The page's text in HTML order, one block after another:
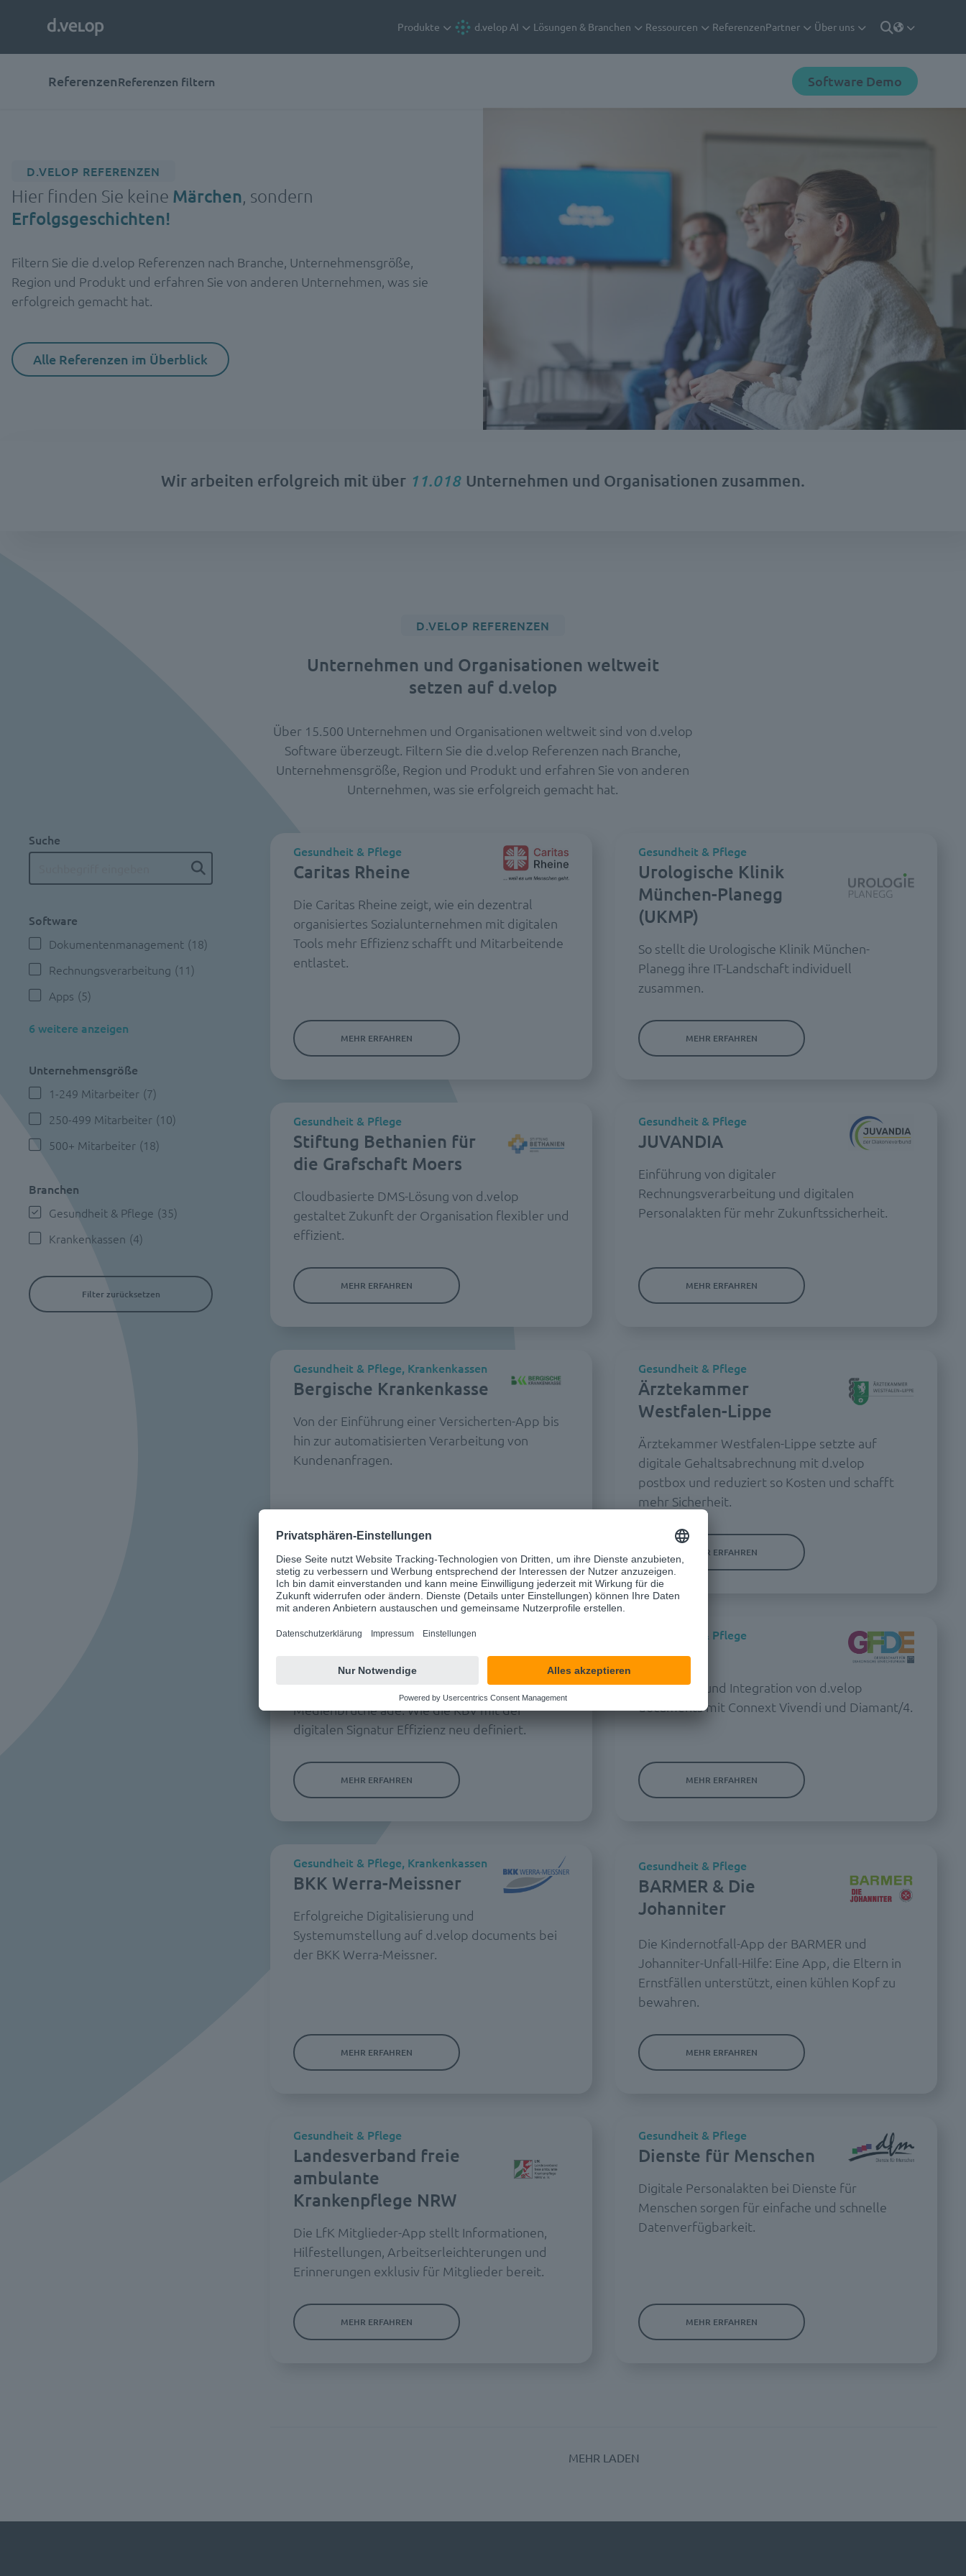
Produkte d.velop AI Lösungen & Branchen Ressourcen ReferenzenPartner Über uns Deutsch
Referenzen Software Demo
Referenzen filtern
D.VELOP REFERENZEN
Hier finden Sie keine Märchen, sondern
Erfolgsgeschichten!
Filtern Sie die d.velop Referenzen nach Branche, Unternehmensgröße,
Region und Produkt und erfahren Sie von anderen Unternehmen, was sie
erfolgreich gemacht hat.
Alle Referenzen im Überblick
Wir arbeiten erfolgreich mit über 11.183 Unternehmen und Organisationen zusammen.
D.VELOP REFERENZEN
Unternehmen und Organisationen weltweit
setzen auf d.velop
Über 15.500 Unternehmen und Organisationen weltweit sind von d.velop
Software überzeugt. Filtern Sie die d.velop Referenzen nach Branche,
Unternehmensgröße, Region und Produkt und erfahren Sie von anderen
Unternehmen, was sie erfolgreich gemacht hat.
Suche
Software
Dokumentenmanagement (18)
Rechnungsverarbeitung (11)
Apps (5)
6 weitere anzeigen
Unternehmensgröße
1-249 Mitarbeiter (7)
250-499 Mitarbeiter (10)
500+ Mitarbeiter (18)
Branchen
Gesundheit & Pflege (35)
Krankenkassen (4)
Filter zurücksetzen
Caritas Rheine
Gesundheit & Pflege
Die Caritas Rheine zeigt, wie ein dezentral
organisiertes Sozialunternehmen mit digitalen
Tools mehr Effizienz schafft und Mitarbeitende
entlastet.
MEHR ERFAHREN
Urologische Klinik
München-Planegg
(UKMP)
Gesundheit & Pflege
So stellt die Urologische Klinik München-
Planegg ihre IT-Landschaft individuell
zusammen.
MEHR ERFAHREN
Stiftung Bethanien für
die Grafschaft Moers
Gesundheit & Pflege
Cloudbasierte DMS-Lösung von d.velop
gestaltet Zukunft der Organisation flexibler und
effizient.
MEHR ERFAHREN
JUVANDIA
Gesundheit & Pflege
Einführung von digitaler
Rechnungsverarbeitung und digitalen
Personalakten für mehr Zukunftssicherheit.
MEHR ERFAHREN
Bergische Krankenkasse
Gesundheit & Pflege, Krankenkassen
Von der Einführung einer Versicherten-App bis
hin zur automatisierten Verarbeitung von
Kundenanfragen.
Ärztekammer
Westfalen-Lippe
Gesundheit & Pflege
Ärztekammer Westfalen-Lippe setzte auf
digitale Gehaltsabrechnung mit d.velop
postbox und reduziert so Kosten und schafft
mehr Sicherheit.
MEHR ERFAHREN
Bundesvereinigung
Gesundheit & Pflege
Medienbrüche ade: Wie die KBV mit der
digitalen Signatur Effizienz neu definiert.
MEHR ERFAHREN
GFDE
Gesundheit & Pflege
Einführung und Integration von d.velop
documents mit Connext Vivendi und Diamant/4.
MEHR ERFAHREN
BKK Werra-Meissner
Gesundheit & Pflege, Krankenkassen
Erfolgreiche Digitalisierung und
Systemumstellung auf d.velop documents bei
der BKK Werra-Meissner.
MEHR ERFAHREN
BARMER & Die
Johanniter
Gesundheit & Pflege
Die Kindernotfall-App der BARMER und
Johanniter-Unfall-Hilfe: Eine App, die Eltern in
Ernstfällen unterstützt, einen kühlen Kopf zu
bewahren.
MEHR ERFAHREN
Landesverband freie
ambulante
Krankenpflege NRW
Gesundheit & Pflege
Die LfK Mitglieder-App stellt Informationen,
Hilfestellungen, Arbeitserleichterungen und
Erinnerungen exklusiv für Mitglieder bereit.
MEHR ERFAHREN
Dienste für Menschen
Gesundheit & Pflege
Digitale Personalakten bei Dienste für
Menschen sorgen für einfache und schnelle
Datenverfügbarkeit.
MEHR ERFAHREN
MEHR LADEN